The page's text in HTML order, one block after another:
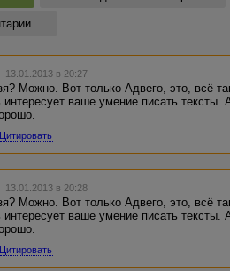
13.01.2013 в 20:27
Можно. Вот только Адвего, это, всё
ваше умение писать
Цитировать
13.01.2013 в 20:28
Можно. Вот только Адвего, это, всё
ваше умение писать
Цитировать